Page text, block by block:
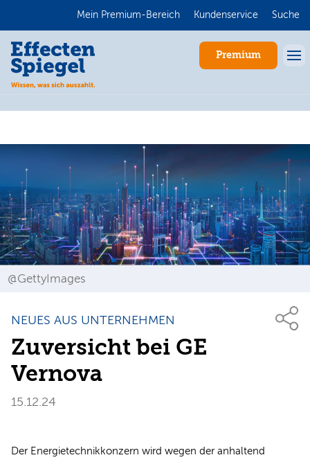
Mein Premium-Bereich Kundenservice Suche
Premium
@GettyImages
NEUES AUS UNTERNEHMEN
Zuversicht bei GE
Vernova
15.12.24
Der Energietechnikkonzern wird wegen der anhaltend
Anmelden